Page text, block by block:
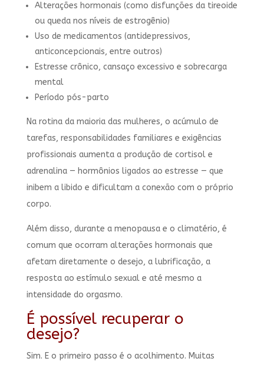
Alterações hormonais (como disfunções da tireoide
ou queda nos níveis de estrogênio)
Uso de medicamentos (antidepressivos,
anticoncepcionais, entre outros)
Estresse crônico, cansaço excessivo e sobrecarga
mental
Período pós-parto
Na rotina da maioria das mulheres, o acúmulo de
tarefas, responsabilidades familiares e exigências
profissionais aumenta a produção de cortisol e
adrenalina — hormônios ligados ao estresse — que
inibem a libido e dificultam a conexão com o próprio
corpo.
Além disso, durante a menopausa e o climatério, é
comum que ocorram alterações hormonais que
afetam diretamente o desejo, a lubrificação, a
resposta ao estímulo sexual e até mesmo a
intensidade do orgasmo.
É possível recuperar o
desejo?
Sim. E o primeiro passo é o acolhimento. Muitas